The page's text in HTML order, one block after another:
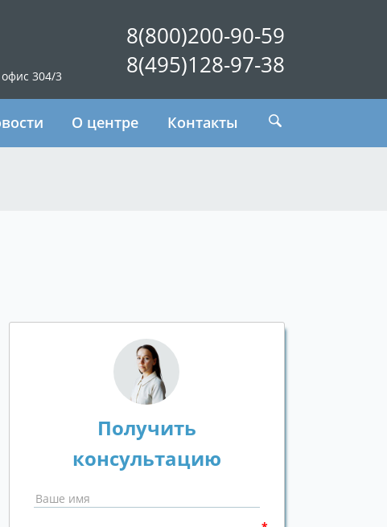
304/3
8(800)200-90-59
8(495)128-97-38
О центре Контакты
Получить
консультацию